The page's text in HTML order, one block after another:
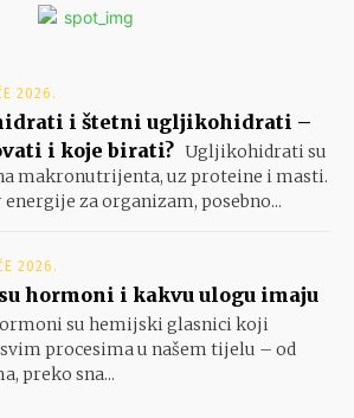
2026.
i štetni ugljikohidrati –
i koje birati? Ugljikohidrati su
makronutrijenta, uz proteine i masti.
za organizam, posebno...
2026.
hormoni i kakvu ulogu imaju
su hemijski glasnici koji
procesima u našem tijelu – od
preko sna...